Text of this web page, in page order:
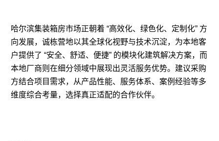
哈尔滨集装箱房市场正朝着 “高效化、绿色化、定制化” 方
向发展，诚栋营地以其全球化视野与技术沉淀，为本地客
户提供了 “安全、舒适、便捷” 的模块化建筑解决方案，而
本地厂商则在细分领域中展现出灵活服务优势。建议采购
方结合项目需求，从产品性能、服务体系、案例经验等多
维度综合考量，选择真正适配的合作伙伴。